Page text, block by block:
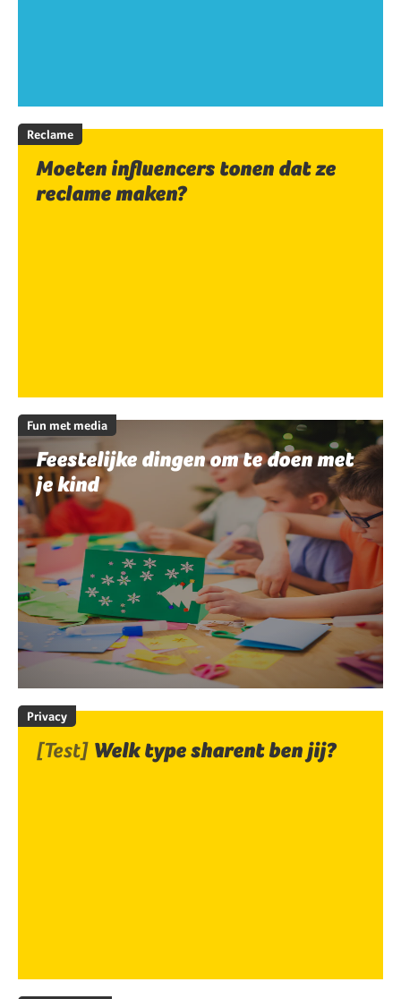
Reclame
Moeten influencers tonen dat ze
reclame maken?
Fun met media
Feestelijke dingen om te doen met
je kind
Privacy
[Test] Welk type sharent ben jij?